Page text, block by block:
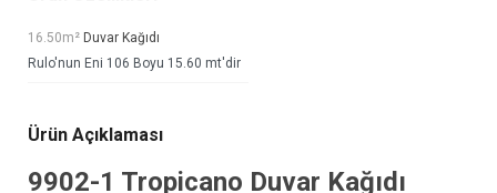
16.50m² Duvar Kağıdı
Rulo'nun Eni 106 Boyu 15.60 mt'dir
Ürün Açıklaması
9902-1 Tropicano Duvar Kağıdı